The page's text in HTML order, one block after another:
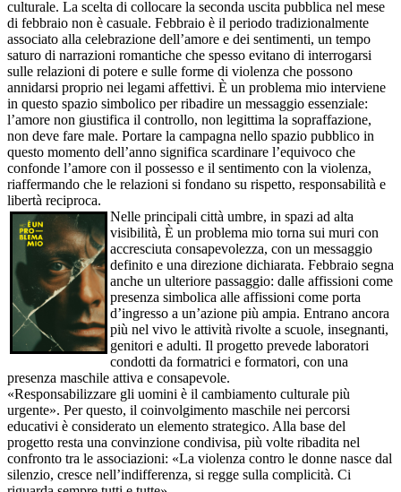
culturale. La scelta di collocare la seconda uscita pubblica nel mese
di febbraio non è casuale. Febbraio è il periodo tradizionalmente
associato alla celebrazione dell’amore e dei sentimenti, un tempo
saturo di narrazioni romantiche che spesso evitano di interrogarsi
sulle relazioni di potere e sulle forme di violenza che possono
annidarsi proprio nei legami affettivi. È un problema mio interviene
in questo spazio simbolico per ribadire un messaggio essenziale:
l’amore non giustifica il controllo, non legittima la sopraffazione,
non deve fare male. Portare la campagna nello spazio pubblico in
questo momento dell’anno significa scardinare l’equivoco che
confonde l’amore con il possesso e il sentimento con la violenza,
riaffermando che le relazioni si fondano su rispetto, responsabilità e
libertà reciproca.
Nelle principali città umbre, in spazi ad alta
visibilità, È un problema mio torna sui muri con
accresciuta consapevolezza, con un messaggio
definito e una direzione dichiarata. Febbraio segna
anche un ulteriore passaggio: dalle affissioni come
presenza simbolica alle affissioni come porta
d’ingresso a un’azione più ampia. Entrano ancora
più nel vivo le attività rivolte a scuole, insegnanti,
genitori e adulti. Il progetto prevede laboratori
condotti da formatrici e formatori, con una
presenza maschile attiva e consapevole.
«Responsabilizzare gli uomini è il cambiamento culturale più
urgente». Per questo, il coinvolgimento maschile nei percorsi
educativi è considerato un elemento strategico. Alla base del
progetto resta una convinzione condivisa, più volte ribadita nel
confronto tra le associazioni: «La violenza contro le donne nasce dal
silenzio, cresce nell’indifferenza, si regge sulla complicità. Ci